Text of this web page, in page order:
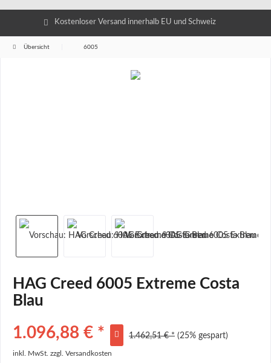
Kostenloser Versand innerhalb EU und Schweiz
Übersicht 6005
HAG Creed 6005 Extreme Costa
Blau
1.096,88 € * 1.462,51 € * (25% gespart)
inkl. MwSt. zzgl. Versandkosten